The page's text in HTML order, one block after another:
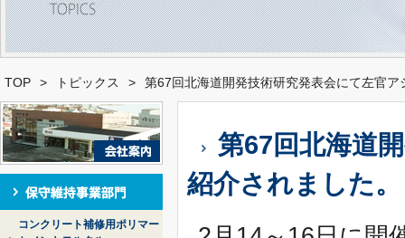
TOP > トピックス > 第67回北海道開発技術研究発表会にて左官
コンクリート補修用ポリマー
第67回北海道
紹介されました。